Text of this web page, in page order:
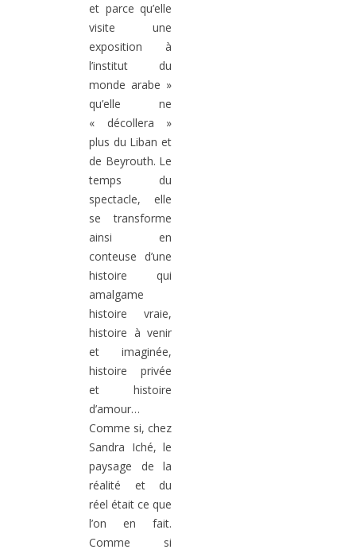
et parce qu’elle
visite une
exposition à
l’institut du
monde arabe »
qu’elle ne
« décollera »
plus du Liban et
de Beyrouth. Le
temps du
spectacle, elle
se transforme
ainsi en
conteuse d’une
histoire qui
amalgame
histoire vraie,
histoire à venir
et imaginée,
histoire privée
et histoire
d’amour…
Comme si, chez
Sandra Iché, le
paysage de la
réalité et du
réel était ce que
l’on en fait.
Comme si